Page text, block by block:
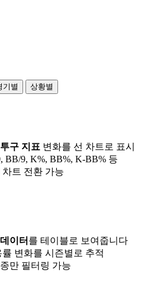
기별 상황별
구 지표 변화를 선 차트로 표시
BB/9, K%, BB%, K-BB% 등
트 전환 가능
이터 를 테이블로 보여줍니다
변화를 시즌별로 추적
만 필터링 가능